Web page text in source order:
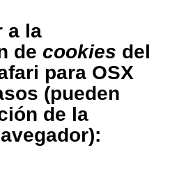
a la
de cookies del
para OSX
(pueden
de la